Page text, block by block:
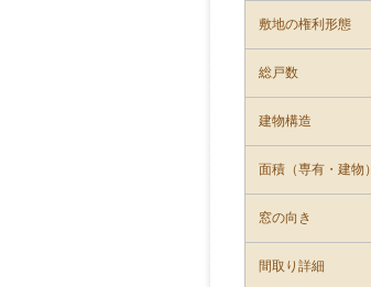
敷地の権利形態
総戸数
建物構造
面積（専有・建物）
窓の向き
間取り詳細